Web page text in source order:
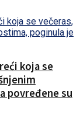
koja se
povređene su